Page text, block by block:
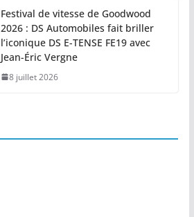
Festival de vitesse de Goodwood
2026 : DS Automobiles fait briller
l’iconique DS E-TENSE FE19 avec
Jean-Éric Vergne
8 juillet 2026